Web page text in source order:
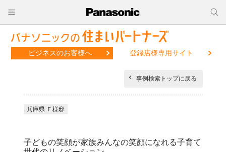
ビジネスのお客様へ 登録店様専用サイト
事例検索トップに戻る
兵庫県 Ｆ様邸
子どもの笑顔が家族みんなの笑顔になれる子育て